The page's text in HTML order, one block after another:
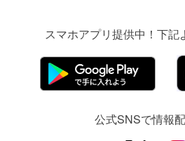
スマホアプリ提供中！下記
公式SNSで情報